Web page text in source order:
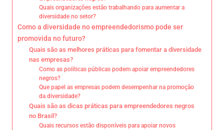
Quais organizações estão trabalhando para aumentar a
diversidade no setor?
Como a diversidade no empreendedorismo pode ser
promovida no futuro?
Quais são as melhores práticas para fomentar a diversidade
nas empresas?
Como as políticas públicas podem apoiar empreendedores
negros?
Que papel as empresas podem desempenhar na promoção
da diversidade?
Quais são as dicas práticas para empreendedores negros
no Brasil?
Quais recursos estão disponíveis para apoiar novos